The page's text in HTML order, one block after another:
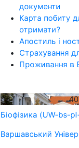
документи
Карта побиту
отримати?
Апостиль і
Страхування
Проживання в
Біофізика (UW-bs-
Варшавський